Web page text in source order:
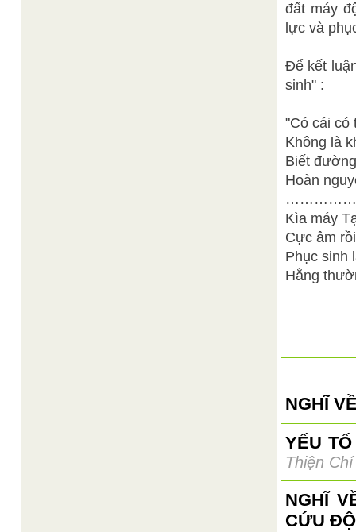
đất máy
lực và
Để kết
sinh" :
"Có cái có
Không là
Biết
Hoàn
Kìa máy
Cực âm
Phục sinh
Hằng
NGHĨ
YẾU
Thiện Chí
NGHĨ
CỨU